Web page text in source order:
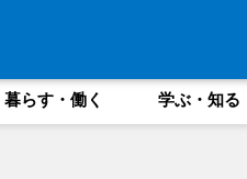
暮らす・働く 学ぶ・知る